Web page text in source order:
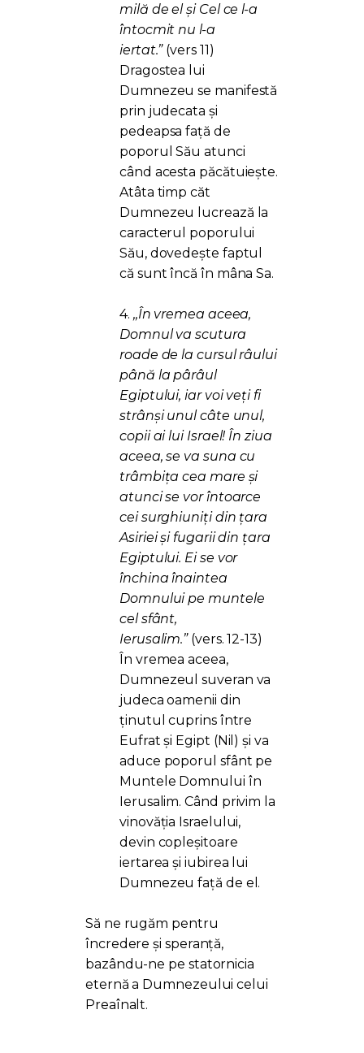
milă de el şi Cel ce l-a
întocmit nu l-a
iertat.” (vers 11)
Dragostea lui
Dumnezeu se manifestă
prin judecata și
pedeapsa față de
poporul Său atunci
când acesta păcătuiește.
Atâta timp căt
Dumnezeu lucrează la
caracterul poporului
Său, dovedește faptul
că sunt încă în mâna Sa.
4. ,,În vremea aceea,
Domnul va scutura
roade de la cursul râului
până la pârâul
Egiptului, iar voi veţi fi
strânşi unul câte unul,
copii ai lui Israel! În ziua
aceea, se va suna cu
trâmbiţa cea mare şi
atunci se vor întoarce
cei surghiuniţi din ţara
Asiriei şi fugarii din ţara
Egiptului. Ei se vor
închina înaintea
Domnului pe muntele
cel sfânt,
Ierusalim.”(vers. 12-13)
În vremea aceea,
Dumnezeul suveran va
judeca oamenii din
ținutul cuprins între
Eufrat și Egipt (Nil) și va
aduce poporul sfânt pe
Muntele Domnului în
Ierusalim. Când privim la
vinovăția Israelului,
devin copleșitoare
iertarea și iubirea lui
Dumnezeu față de el.
Să ne rugăm pentru
încredere și speranță,
bazându-ne pe statornicia
eternă a Dumnezeului celui
Preaînalt.